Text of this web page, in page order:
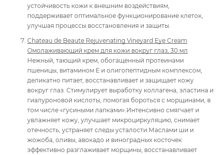
устойчивость кожи к внешним воздействиям,
поддерживает оптимальное функционирование клеток,
улучшая процессы восстановления и защиты.
Chateau de Beaute Rejuvenating Vineyard Eye Сreаm
Омолаживающий крем для кожи вокруг глаз, 30 мл
Нежный, тающий крем, обогащенный протеинами
пшеницы, витамином E и олигопептидным комплексом,
деликатно питает, восстанавливает и защищает кожу
вокруг глаз. Стимулирует выработку коллагена, эластина и
гиалуроновой кислоты, помогая бороться с морщинами, в
том числе «гусиными лапками».Интенсивно смягчает и
увлажняет кожу, улучшает микроциркуляцию, снимает
отечность, устраняет следы усталости.Маслами ши и
жожоба, оливы, авокадо и виноградных косточек
эффективно разглаживает морщины, восстанавливает